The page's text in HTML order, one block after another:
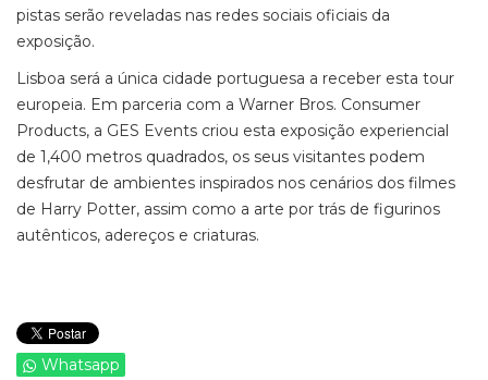
pistas serão reveladas nas redes sociais oficiais da
exposição.
Lisboa será a única cidade portuguesa a receber esta tour
europeia. Em parceria com a Warner Bros. Consumer
Products, a GES Events criou esta exposição experiencial
de 1,400 metros quadrados, os seus visitantes podem
desfrutar de ambientes inspirados nos cenários dos filmes
de Harry Potter, assim como a arte por trás de figurinos
autênticos, adereços e criaturas.
Whatsapp